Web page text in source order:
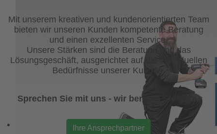
Mit unserem kreativen und kundenorientierten Team
bieten wir unseren Kunden kompetente Beratung
und einen exzellenten Service.
Unsere Stärken sind die Beratung und das
Lösungsgeschäft, ausgerichtet auf die individuellen
Bedürfnisse unserer Kunden.
Sprechen Sie mit uns - wir beraten Sie gern.
Ihre Ansprechpartner